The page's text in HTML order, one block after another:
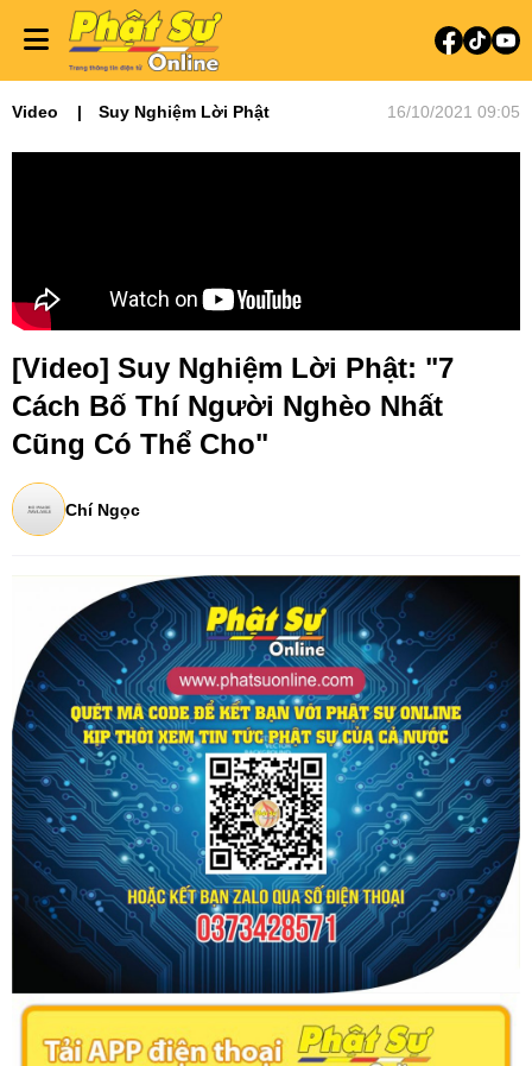
Video Suy Nghiệm Lời Phật 16/10/2021 09:05
[Video] Suy Nghiệm Lời Phật: "7
Cách Bố Thí Người Nghèo Nhất
Cũng Có Thể Cho"
Chí Ngọc